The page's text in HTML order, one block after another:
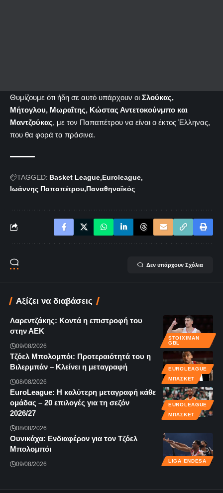
Θυμίζουμε ότι ήδη σε αυτό υπάρχουν οι Σλούκας,
Μήτογλου, Μωραΐτης, Κώστας Αντετοκούνμπο και
Μαντζούκας, με τον Παπαπέτρου να είναι ο έκτος Έλληνας,
που θα φορά τα πράσινα.
TAGGED: Basket League Euroleague
Ιωάννης Παπαπέτρου Παναθηναϊκός
Δεν υπάρχουν Σχόλια
Αξίζει να διαβάσεις
STOIXIMAN
GBL
Λαρεντζάκης: Κοντά η επιστροφή του
στην ΑΕΚ
09/08/2026
EUROLEAGUE
ΜΠΆΣΚΕΤ
Τζόελ Μπολομπόι: Προτεραιότητά του η
Βιλερμπάν – Κλείνει η μεταγραφή
08/08/2026
EUROLEAGUE
ΜΠΆΣΚΕΤ
EuroLeague: Η καλύτερη μεταγραφή κάθε
ομάδας – 20 επιλογές για τη σεζόν
2026/27
08/08/2026
LIGA ENDESA
Ουνικάχα: Ενδιαφέρον για τον Τζόελ
Μπολομπόι
09/08/2026